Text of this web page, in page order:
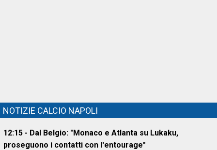
NOTIZIE CALCIO NAPOLI
12:15 - Dal Belgio: "Monaco e Atlanta su Lukaku,
proseguono i contatti con l'entourage"